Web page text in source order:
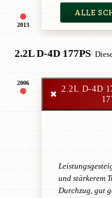
2013
ALLE
2.2L D-4D 177PS·
2006
✖
2.2L D-4D
und stärkerem
Durchzug, gut